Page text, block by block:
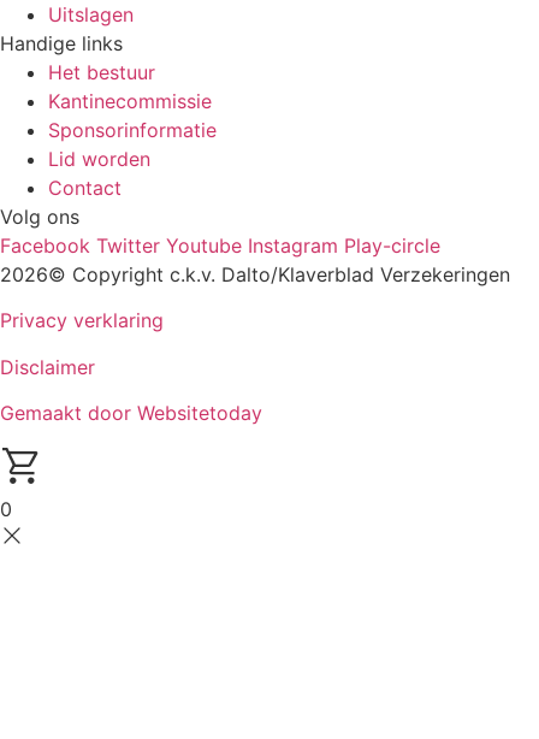
Uitslagen
Handige links
Het bestuur
Kantinecommissie
Sponsorinformatie
Lid worden
Contact
Volg ons
Facebook Twitter Youtube Instagram Play-circle
2026© Copyright c.k.v. Dalto/Klaverblad Verzekeringen
Privacy verklaring
Disclaimer
Gemaakt door Websitetoday
0